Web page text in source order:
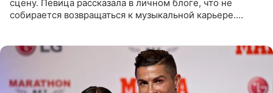
сцену. Певица рассказала в личном блоге, что не
собирается возвращаться к музыкальной карьере.